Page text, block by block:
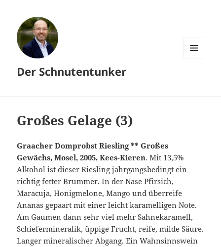
Der Schnutentunker
Großes Gelage (3)
Graacher Domprobst Riesling ** Großes
Gewächs, Mosel, 2005, Kees-Kieren. Mit 13,5%
Alkohol ist dieser Riesling jahrgangsbedingt ein
richtig fetter Brummer. In der Nase Pfirsich,
Maracuja, Honigmelone, Mango und überreife
Ananas gepaart mit einer leicht karamelligen Note.
Am Gaumen dann sehr viel mehr Sahnekaramell,
Schiefermineralik,üppige Frucht, reife, milde Säure.
Langer mineralischer Abgang. Ein Wahnsinnswein